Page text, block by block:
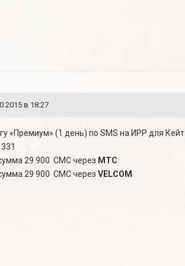
в 18:27
«Премиум» (1 день) по SMS на ИРР для Кейт
29 900 СМС через МТС
29 900 СМС через VELCOM